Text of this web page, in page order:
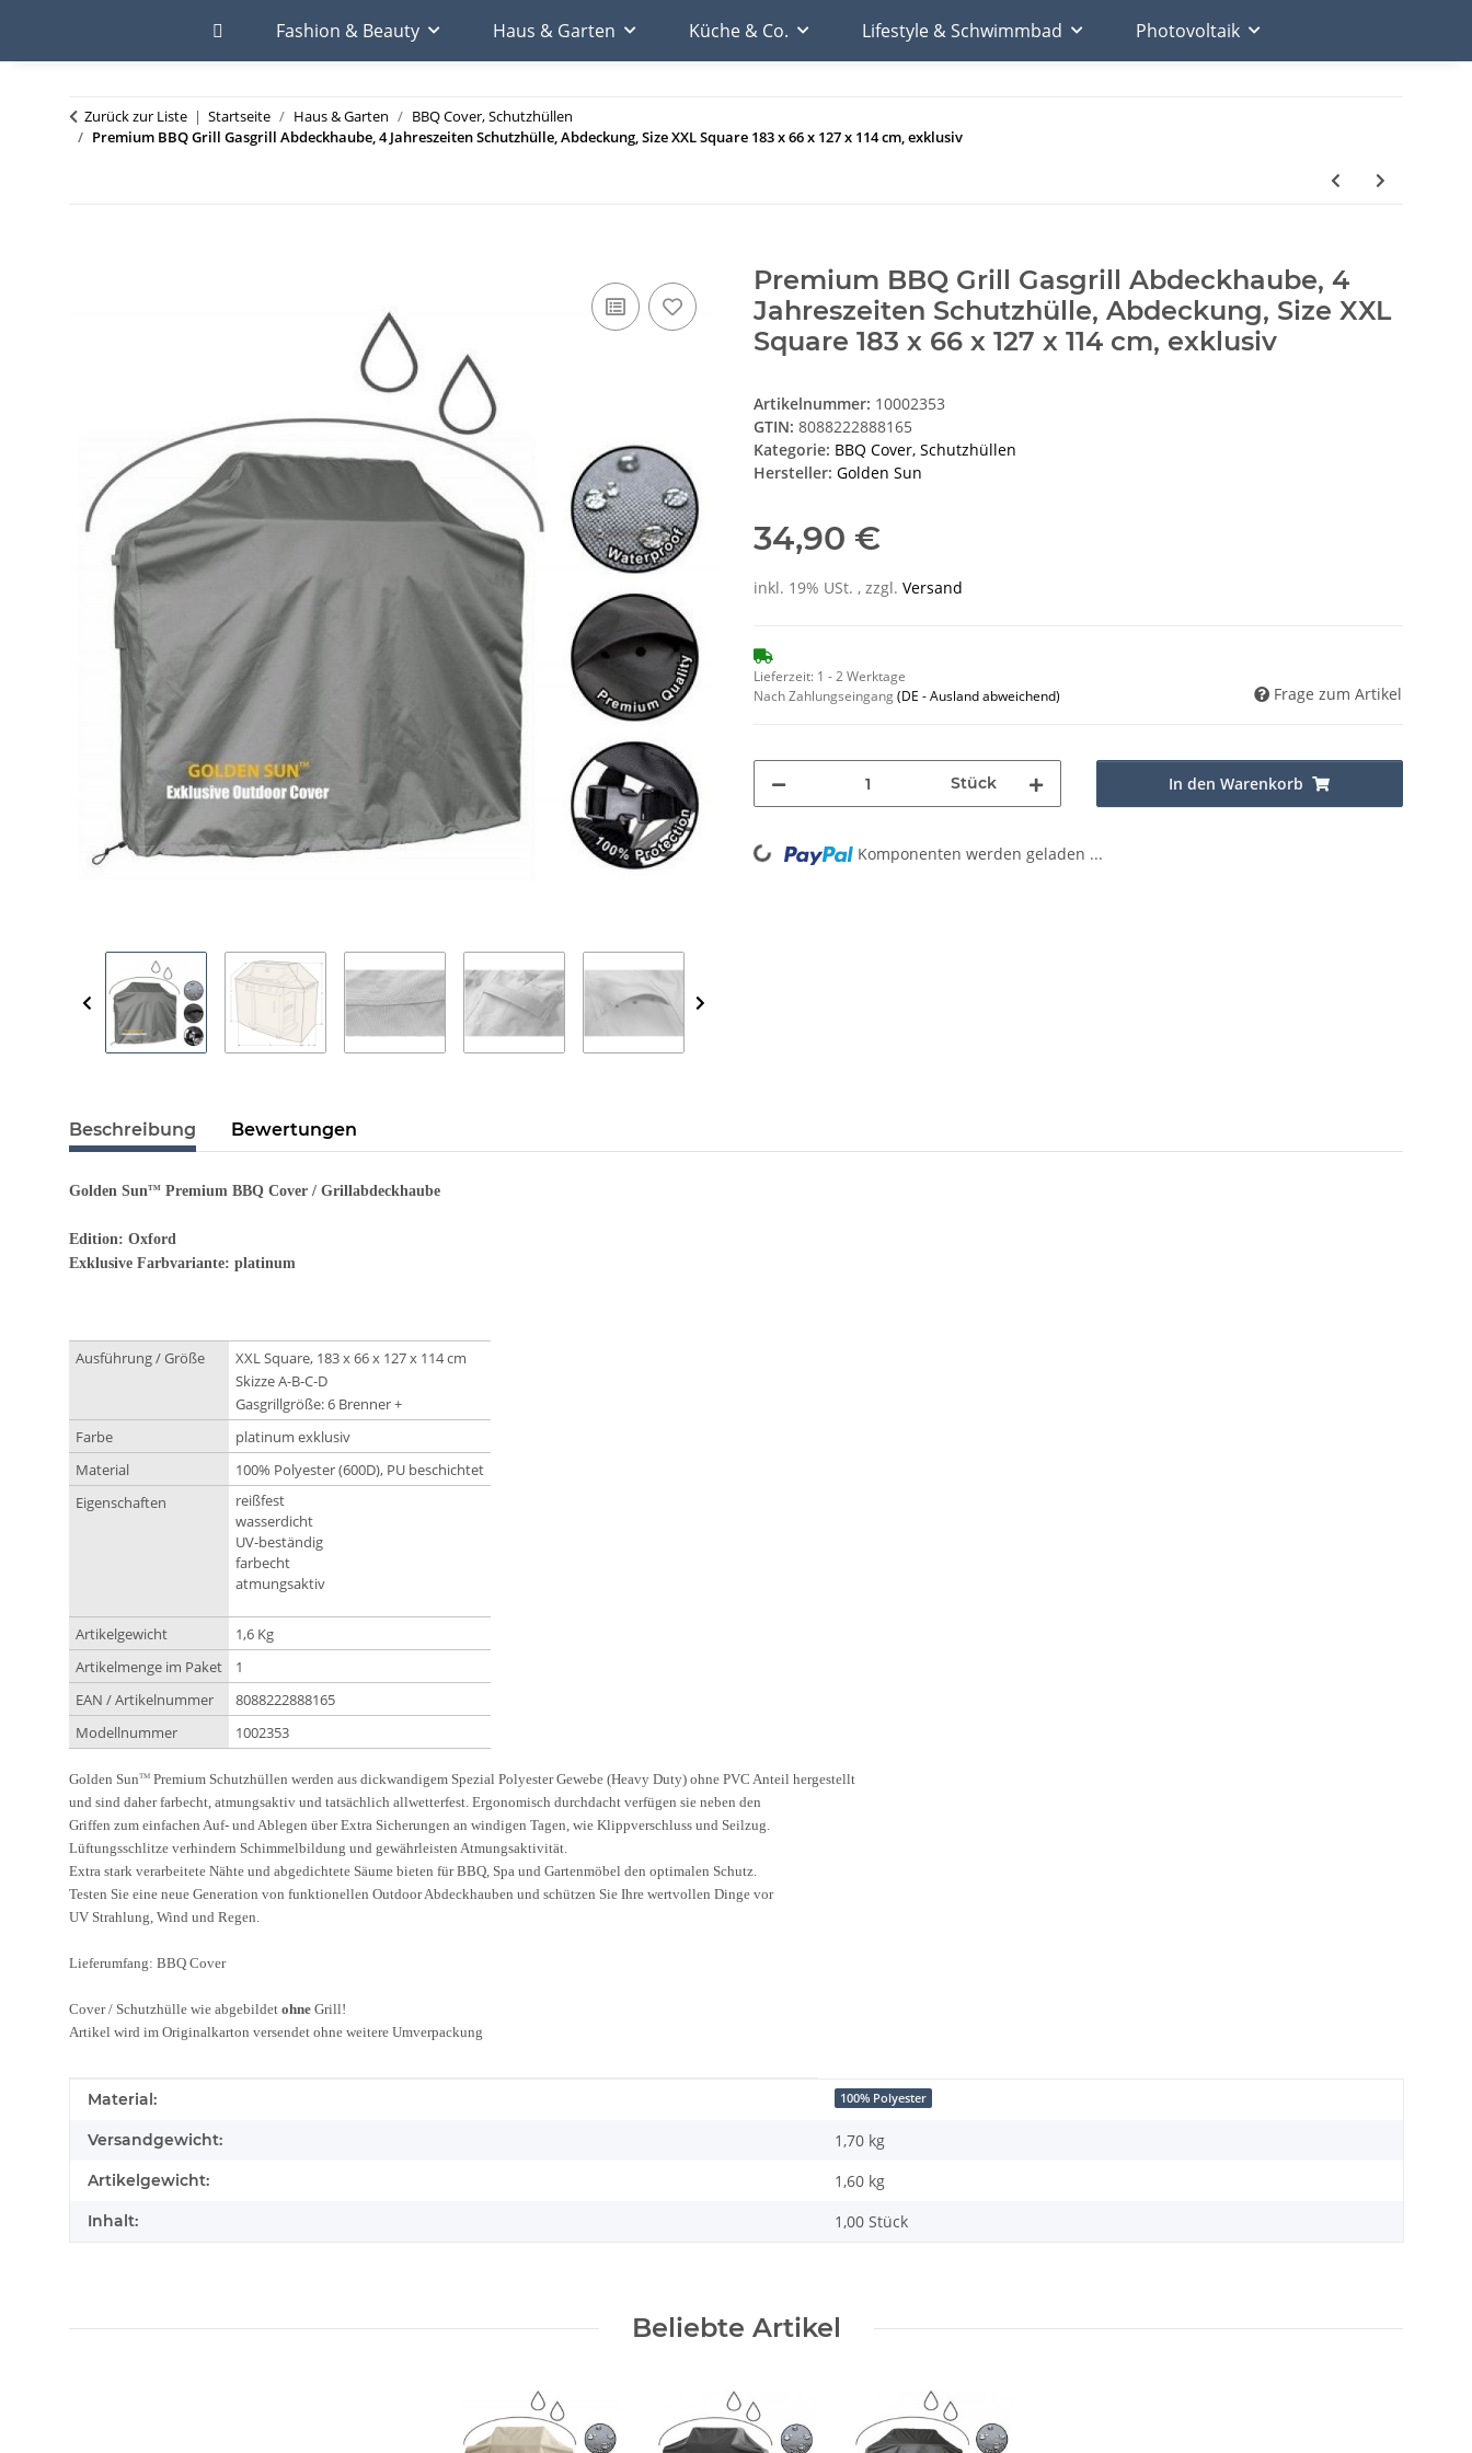
Fashion & Beauty Haus & Garten Küche & Co. Lifestyle & Schwimmbad Photovoltaik
Zurück zur Liste Startseite Haus & Garten
BBQ Cover, Schutzhüllen
Premium BBQ Grill Gasgrill Abdeckhaube, 4 Jahreszeiten Schutzhülle, Abdeckung, Size XXL Square 183 x 66 x 127 x 114 cm, exklusiv
Premium BBQ Grill Gasgrill Abdeckhaube, 4
Jahreszeiten Schutzhülle, Abdeckung, Size XXL
Square 183 x 66 x 127 x 114 cm, exklusiv
Artikelnummer: 10002353
GTIN: 8088222888165
Kategorie: BBQ Cover, Schutzhüllen
Hersteller: Golden Sun
34,90 €
inkl. 19% USt. , zzgl. Versand
Lieferzeit: 1 - 2 Werktage
Nach Zahlungseingang(DE - Ausland abweichend) Frage zum Artikel
Stück In den Warenkorb
Loading... Komponenten werden geladen ...
Beschreibung Bewertungen
Golden SunTM Premium BBQ Cover / Grillabdeckhaube
Edition: Oxford
Exklusive Farbvariante: platinum
Ausführung / Größe
XXL Square, 183 x 66 x 127 x 114 cm
Skizze A-B-C-D
Gasgrillgröße: 6 Brenner +
Farbe
platinum exklusiv
Material
100% Polyester (600D), PU beschichtet
Eigenschaften
reißfest
wasserdicht
UV-beständig
farbecht
atmungsaktiv
Artikelgewicht
1,6 Kg
Artikelmenge im Paket
1
EAN / Artikelnummer
8088222888165
Modellnummer
1002353
Golden SunTM Premium Schutzhüllen werden aus dickwandigem Spezial Polyester Gewebe (Heavy Duty) ohne PVC Anteil hergestellt
und sind daher farbecht, atmungsaktiv und tatsächlich allwetterfest. Ergonomisch durchdacht verfügen sie neben den
Griffen zum einfachen Auf- und Ablegen über Extra Sicherungen an windigen Tagen, wie Klippverschluss und Seilzug.
Lüftungsschlitze verhindern Schimmelbildung und gewährleisten Atmungsaktivität.
Extra stark verarbeitete Nähte und abgedichtete Säume bieten für BBQ, Spa und Gartenmöbel den optimalen Schutz.
Testen Sie eine neue Generation von funktionellen Outdoor Abdeckhauben und schützen Sie Ihre wertvollen Dinge vor
UV Strahlung, Wind und Regen.
Lieferumfang: BBQ Cover
Cover / Schutzhülle wie abgebildet ohne Grill!
Artikel wird im Originalkarton versendet ohne weitere Umverpackung
Produkteigenschaft
Wert
Material: 100% Polyester
Versandgewicht: 1,70 kg
Artikelgewicht: 1,60 kg
Inhalt: 1,00 Stück
Beliebte Artikel